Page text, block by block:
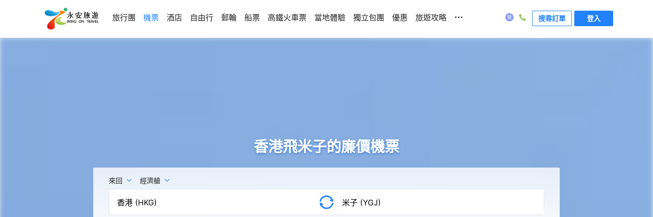
旅行團 機票 酒店 自由行 郵輪 船票 高鐵火車票 當地體驗 獨立包團 優惠 旅遊攻略 ... 搜尋訂單 登入
香港飛米子的廉價機票
來回 經濟艙